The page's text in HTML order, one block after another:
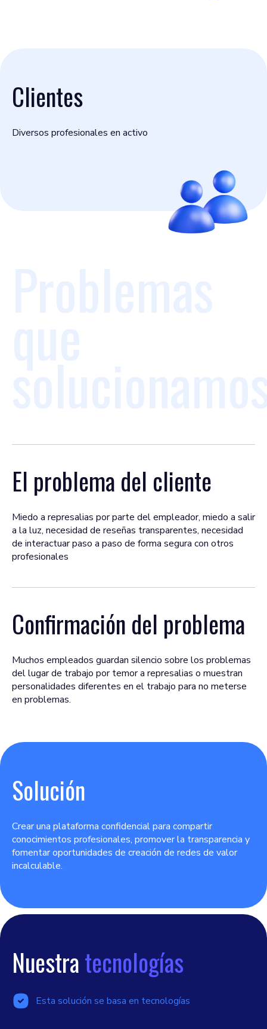
Clientes
Diversos profesionales en activo
El problema del cliente
Miedo a represalias por parte del empleador, miedo a salir
a la luz, necesidad de reseñas transparentes, necesidad
de interactuar paso a paso de forma segura con otros
profesionales
Confirmación del problema
Muchos empleados guardan silencio sobre los problemas
del lugar de trabajo por temor a represalias o muestran
personalidades diferentes en el trabajo para no meterse
en problemas.
Solución
Crear una plataforma confidencial para compartir
conocimientos profesionales, promover la transparencia y
fomentar oportunidades de creación de redes de valor
incalculable.
Nuestratecnologías
Esta solución se basa en tecnologías